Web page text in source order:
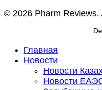
© 2026 Pharm Reviews.
Главная
Новости
Новости
Новости